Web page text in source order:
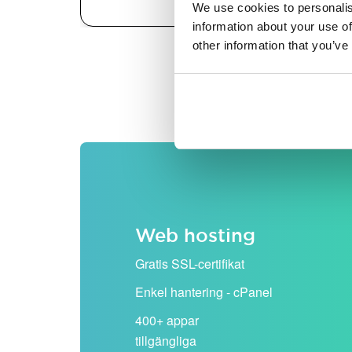
We use cookies to
information about your use
other information that
Web hosting
Gratis SSL-certifikat
Enkel hantering - cPanel
400+ appar
tillgängliga